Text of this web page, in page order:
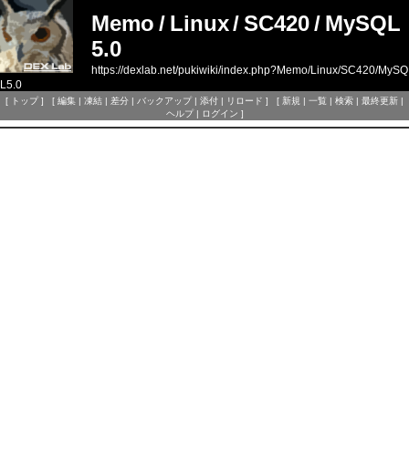
Memo / Linux/SC420/ MySQL
5.0
https://dexlab.net/pukiwiki/index.php?Memo/Linux/SC420/MySQ
L5.0
[ トップ] [ 編集 | 凍結 | 差分 | バックアップ| 添付 | リロード ] [ 新規 | 一覧 | 検索 | 最終更新 |
ヘルプ| ログイン ]